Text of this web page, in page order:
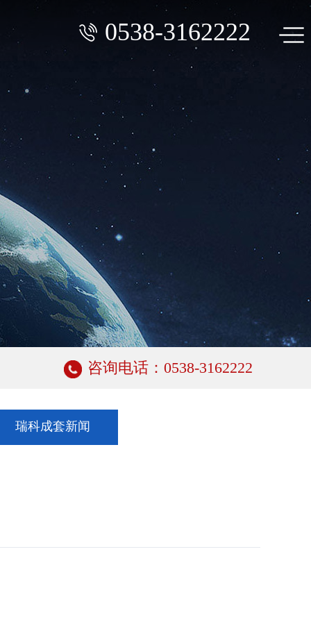
0538-3162222
咨询电话：0538-3162222
瑞科成套新闻